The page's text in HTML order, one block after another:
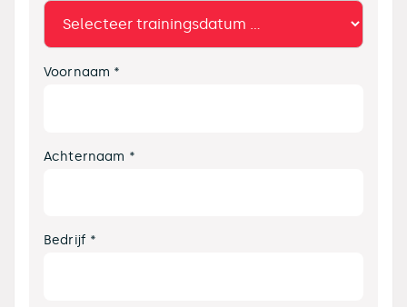
Voornaam *
Achternaam *
Bedrijf *